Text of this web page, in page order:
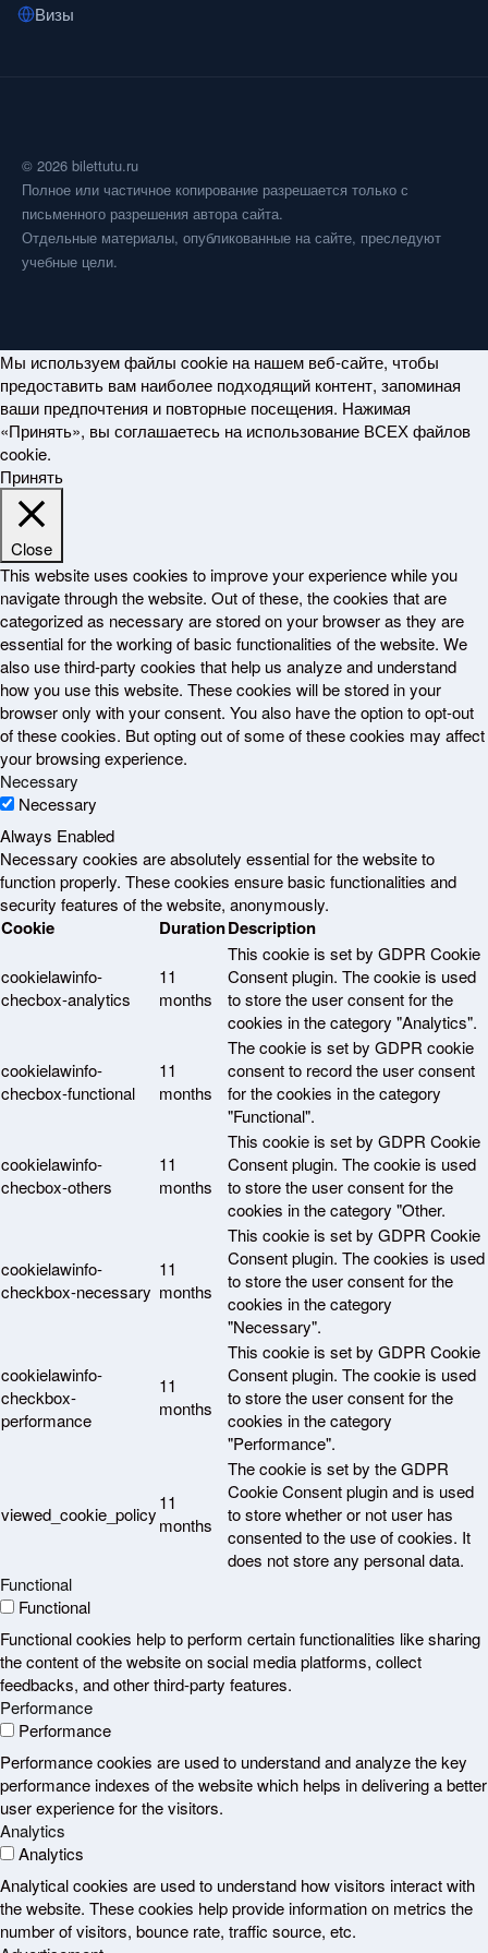
Визы
© 2026 bilettutu.ru
Полное или частичное копирование разрешается только с
письменного разрешения автора сайта.
Отдельные материалы, опубликованные на сайте, преследуют
учебные цели.
Мы используем файлы cookie на нашем веб-сайте, чтобы
предоставить вам наиболее подходящий контент, запоминая
ваши предпочтения и повторные посещения. Нажимая
«Принять», вы соглашаетесь на использование ВСЕХ файлов
cookie.
Принять
Close
This website uses cookies to improve your experience while you
navigate through the website. Out of these, the cookies that are
categorized as necessary are stored on your browser as they are
essential for the working of basic functionalities of the website. We
also use third-party cookies that help us analyze and understand
how you use this website. These cookies will be stored in your
browser only with your consent. You also have the option to opt-out
of these cookies. But opting out of some of these cookies may affect
your browsing experience.
Necessary
Necessary
Always Enabled
Necessary cookies are absolutely essential for the website to
function properly. These cookies ensure basic functionalities and
security features of the website, anonymously.
Cookie DurationDescription
cookielawinfo-
checbox-analytics
11
months
This cookie is set by GDPR Cookie
Consent plugin. The cookie is used
to store the user consent for the
cookies in the category "Analytics".
cookielawinfo-
checbox-functional
11
months
The cookie is set by GDPR cookie
consent to record the user consent
for the cookies in the category
"Functional".
cookielawinfo-
checbox-others
11
months
This cookie is set by GDPR Cookie
Consent plugin. The cookie is used
to store the user consent for the
cookies in the category "Other.
cookielawinfo-
checkbox-necessary
11
months
This cookie is set by GDPR Cookie
Consent plugin. The cookies is used
to store the user consent for the
cookies in the category
"Necessary".
cookielawinfo-
checkbox-
performance
11
months
This cookie is set by GDPR Cookie
Consent plugin. The cookie is used
to store the user consent for the
cookies in the category
"Performance".
viewed_cookie_policy
11
months
The cookie is set by the GDPR
Cookie Consent plugin and is used
to store whether or not user has
consented to the use of cookies. It
does not store any personal data.
Functional
Functional
Functional cookies help to perform certain functionalities like sharing
the content of the website on social media platforms, collect
feedbacks, and other third-party features.
Performance
Performance
Performance cookies are used to understand and analyze the key
performance indexes of the website which helps in delivering a better
user experience for the visitors.
Analytics
Analytics
Analytical cookies are used to understand how visitors interact with
the website. These cookies help provide information on metrics the
number of visitors, bounce rate, traffic source, etc.